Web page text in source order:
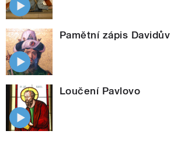
Pamětní zápis Davidův
Loučení Pavlovo